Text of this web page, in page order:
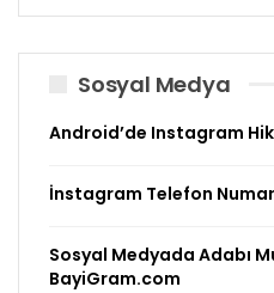
Sosyal Medya
Android’de Instagram
İnstagram Telefon
Sosyal Medyada Adabı
BayiGram.com